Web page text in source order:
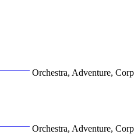
Orchestra, Adventure,
Orchestra, Adventure,